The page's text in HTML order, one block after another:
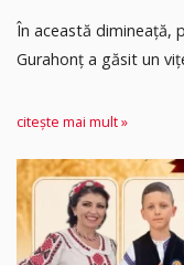
În această dimineață,
Gurahonț a găsit un
citește mai mult »